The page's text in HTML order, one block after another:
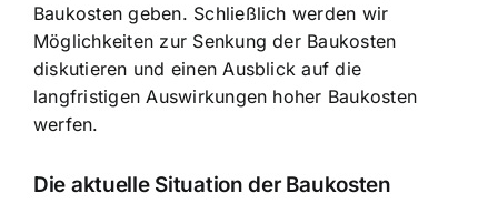
Baukosten geben. Schließlich werden wir
Möglichkeiten zur Senkung der Baukosten
diskutieren und einen Ausblick auf die
langfristigen Auswirkungen hoher Baukosten
werfen.
Die aktuelle Situation der Baukosten